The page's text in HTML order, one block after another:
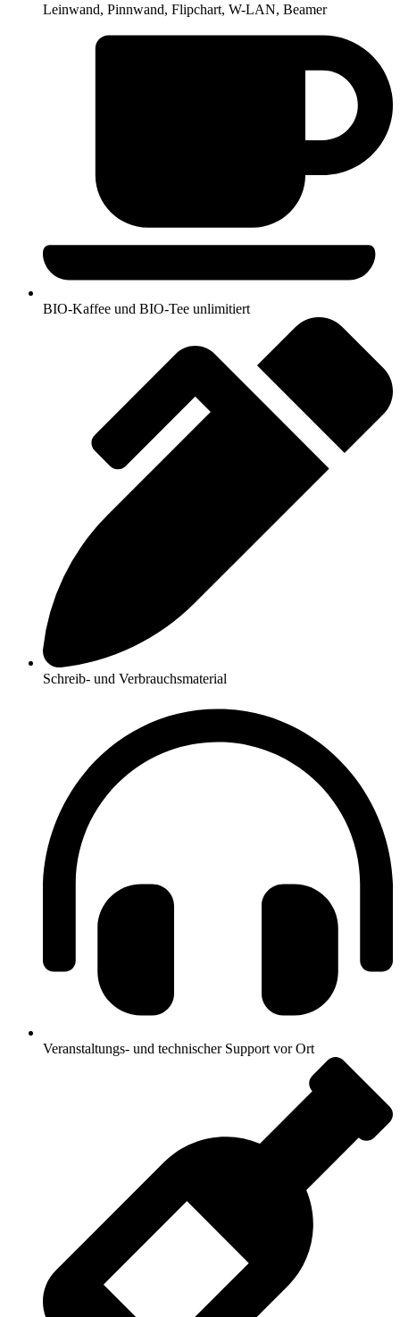
Leinwand, Pinnwand, Flipchart, W-LAN, Beamer
BIO-Kaffee und BIO-Tee unlimitiert
Schreib- und Verbrauchsmaterial
Veranstaltungs- und technischer Support vor Ort